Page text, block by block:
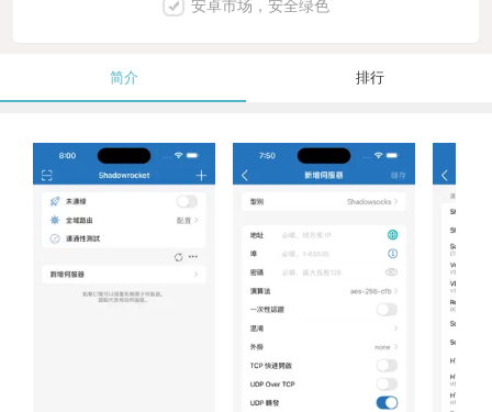
安卓市场，安全绿色
简介 排行